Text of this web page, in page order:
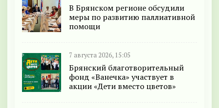
В Брянском регионе обсудили
меры по развитию паллиативной
помощи
7 августа 2026, 15:05
Брянский благотворительный
фонд «Ванечка» участвует в
акции «Дети вместо цветов»